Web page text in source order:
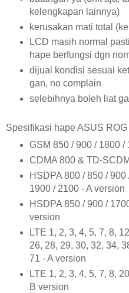
kelengkapan lainnya)
kerusakan mati total
LCD masih normal
hape berfungsi dgn
dijual kondisi sesuai
gan, no complain
selebihnya boleh liat
Spesifikasi hape ASUS
GSM 850 / 900 / 1800 /
CDMA 800 & TD-
HSDPA 800 / 850 /
1900 / 2100 - A version
HSDPA 850 / 900 /
version
LTE 1, 2, 3, 4, 5, 7, 8,
26, 28, 29, 30, 32, 34,
71 - A version
LTE 1, 2, 3, 4, 5, 7, 8,
B version